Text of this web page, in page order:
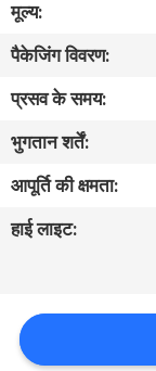
कारखाना
भ्रमण
गुणवत्ता
नियंत्रण
संपर्क
एक
मूल्य:
पैकेजिंग विवरण:
प्रसव के समय:
भुगतान शर्तें:
आपूर्ति की क्षमता:
हाई लाइट: